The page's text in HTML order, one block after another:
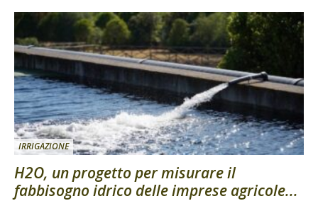
IRRIGAZIONE
H2O, un progetto per misurare il
fabbisogno idrico delle imprese agricole...